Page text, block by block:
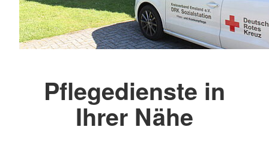
Pflegedienste in
Ihrer Nähe